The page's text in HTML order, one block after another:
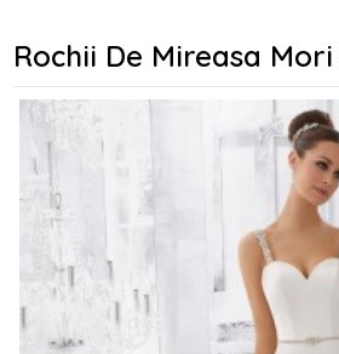
Rochii De Mireasa Mori